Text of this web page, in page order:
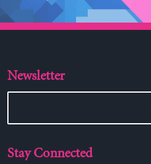
Newsletter
Stay Connected